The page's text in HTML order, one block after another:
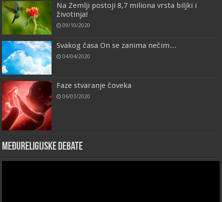
Na Zemlji postoji 8,7 miliona vrsta biljki i
životinja!
09/10/2020
Svakog časa On se zanima nečim…
04/04/2020
Faze stvaranje čoveka
06/03/2020
Međureligijske debate